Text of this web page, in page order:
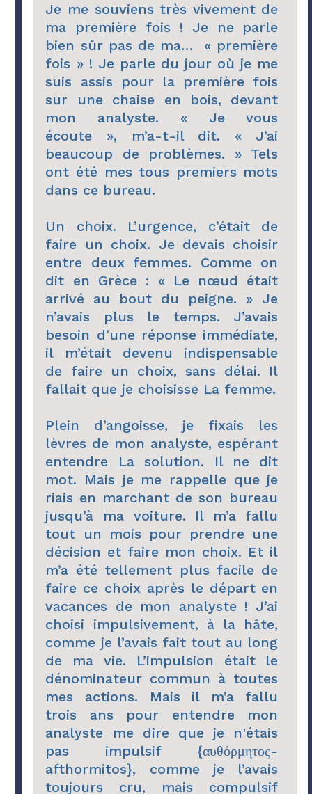
Je me souviens très vivement de
ma première fois ! Je ne parle
bien sûr pas de ma… « première
fois » ! Je parle du jour où je me
suis assis pour la première fois
sur une chaise en bois, devant
mon analyste. « Je vous
écoute », m’a-t-il dit. « J’ai
beaucoup de problèmes. » Tels
ont été mes tous premiers mots
dans ce bureau.
Un choix. L’urgence, c’était de
faire un choix. Je devais choisir
entre deux femmes. Comme on
dit en Grèce : « Le nœud était
arrivé au bout du peigne. » Je
n’avais plus le temps. J’avais
besoin d’une réponse immédiate,
il m’était devenu indispensable
de faire un choix, sans délai. Il
fallait que je choisisse La femme.
Plein d’angoisse, je fixais les
lèvres de mon analyste, espérant
entendre La solution. Il ne dit
mot. Mais je me rappelle que je
riais en marchant de son bureau
jusqu’à ma voiture. Il m’a fallu
tout un mois pour prendre une
décision et faire mon choix. Et il
m’a été tellement plus facile de
faire ce choix après le départ en
vacances de mon analyste ! J’ai
choisi impulsivement, à la hâte,
comme je l’avais fait tout au long
de ma vie. L’impulsion était le
dénominateur commun à toutes
mes actions. Mais il m’a fallu
trois ans pour entendre mon
analyste me dire que je n'étais
pas impulsif {αυθόρμητος-
afthormitos}, comme je l’avais
toujours cru, mais compulsif